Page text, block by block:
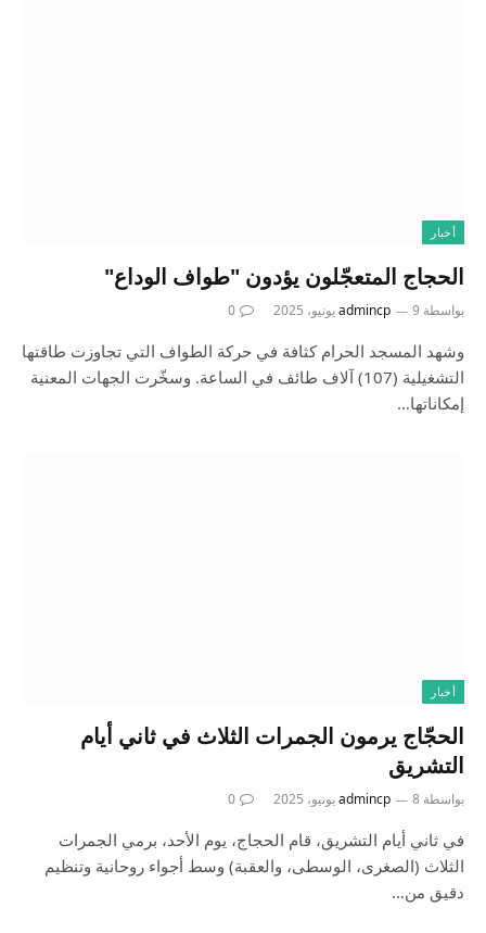
أخبار
الحجاج المتعجّلون يؤدون "طواف الوداع"
بواسطة admincp 9 يونيو، 2025 0
وشهد المسجد الحرام كثافة في حركة الطواف التي تجاوزت طاقتها
التشغيلية (107) آلاف طائف في الساعة. وسخّرت الجهات المعنية
إمكاناتها…
أخبار
الحجّاج يرمون الجمرات الثلاث في ثاني أيام
التشريق
بواسطة admincp 8 يونيو، 2025 0
في ثاني أيام التشريق، قام الحجاج، يوم الأحد، برمي الجمرات
الثلاث (الصغرى، الوسطى، والعقبة) وسط أجواء روحانية وتنظيم
دقيق من…